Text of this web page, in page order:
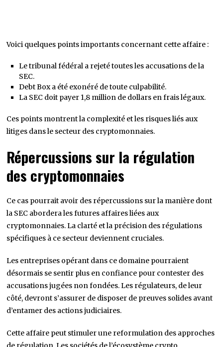
Voici quelques points importants concernant cette affaire :
Le tribunal fédéral a rejeté toutes les accusations de la
SEC.
Debt Box a été exonéré de toute culpabilité.
La SEC doit payer 1,8 million de dollars en frais légaux.
Ces points montrent la complexité et les risques liés aux
litiges dans le secteur des cryptomonnaies.
Répercussions sur la régulation
des cryptomonnaies
Ce cas pourrait avoir des répercussions sur la manière dont
la SEC abordera les futures affaires liées aux
cryptomonnaies. La clarté et la précision des régulations
spécifiques à ce secteur deviennent cruciales.
Les entreprises opérant dans ce domaine pourraient
désormais se sentir plus en confiance pour contester des
accusations jugées non fondées. Les régulateurs, de leur
côté, devront s’assurer de disposer de preuves solides avant
d’entamer des actions judiciaires.
Cette affaire peut stimuler une reformulation des approches